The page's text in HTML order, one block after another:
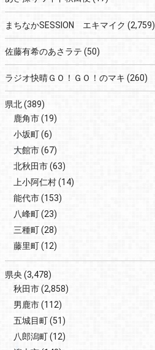
まちなかSESSION エキマイク (2,759)
佐藤有希のあさラテ (50)
ラジオ快晴ＧＯ！ＧＯ！のマキ (260)
県北(389)
鹿角市(19)
小坂町(6)
大館市(67)
北秋田市(63)
上小阿仁村(14)
能代市(153)
八峰町(23)
三種町(28)
藤里町(12)
県央 (3,478)
秋田市(2,858)
男鹿市(112)
五城目町(51)
八郎潟町(12)